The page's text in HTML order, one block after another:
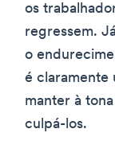
os
regressem.
o
é claramente
manter à
culpá-los.